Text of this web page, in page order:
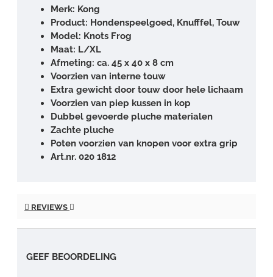
Merk: Kong
Product: Hondenspeelgoed, Knufffel, Touw
Model: Knots Frog
Maat: L/XL
Afmeting: ca. 45 x 40 x 8 cm
Voorzien van interne touw
Extra gewicht door touw door hele lichaam
Voorzien van piep kussen in kop
Dubbel gevoerde pluche materialen
Zachte pluche
Poten voorzien van knopen voor extra grip
Art.nr. 020 1812
REVIEWS
GEEF BEOORDELING